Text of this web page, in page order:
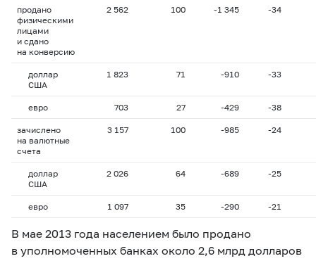
продано
физическими
лицами
и сдано
на конверсию
2 562 100 -1 345 -34
доллар
США
1 823 71 -910 -33
евро 703 27 -429 -38
зачислено
на валютные
счета
3 157 100 -985 -24
доллар
США
2 026 64 -689 -25
евро 1 097 35 -290 -21
В мае 2013 года населением было продано
в уполномоченных банках около 2,6 млрд долларов